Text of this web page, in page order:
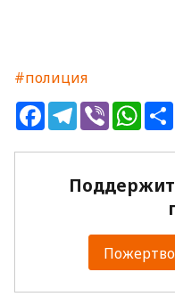
#полиция
FacebookTelegram
Viber